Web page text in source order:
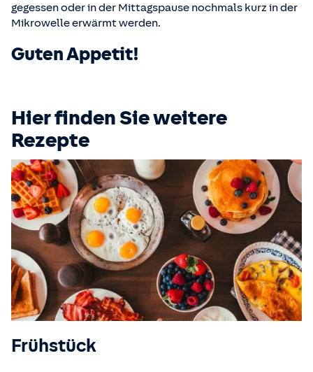
gegessen oder in der Mittagspause nochmals kurz in der
Mikrowelle erwärmt werden.
Guten Appetit!
Hier finden Sie weitere
Rezepte
Frühstück